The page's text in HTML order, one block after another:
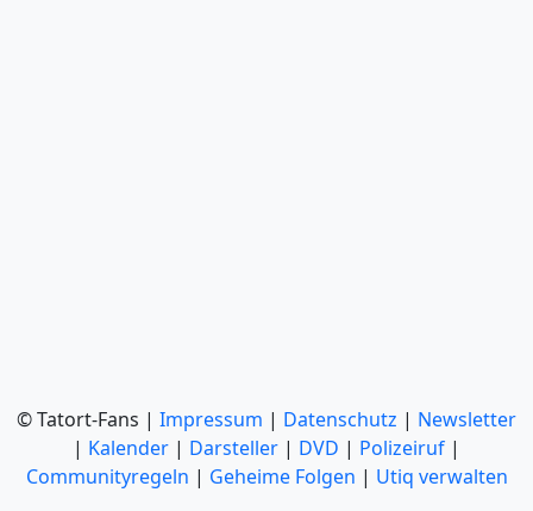
© Tatort-Fans | Impressum | Datenschutz | Newsletter
| Kalender | Darsteller | DVD | Polizeiruf |
Communityregeln | Geheime Folgen | Utiq verwalten